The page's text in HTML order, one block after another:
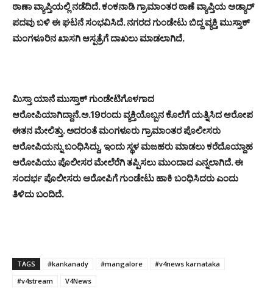
ಠಾಣಾ ವ್ಯಾಪ್ತಿಯಲ್ಲಿ ನಡೆದಿದೆ. ಕಂಕನಾಡಿ ಗ್ರಾಮಾಂತರ ಠಾಣೆ ವ್ಯಾಪ್ತಿಯ ಅಡ್ಯಾರ್
ಪದವು ಬಳಿ ಈ ಘಟನೆ ಸಂಭವಿಸಿದೆ. ನಗರದ ಗುಂಡೇಟು ಬಿದ್ದ ವ್ಯಕ್ತಿ ಮುಸ್ತಾಕ್
ಮಂಗಳೂರಿನ ಖಾಸಗಿ ಆಸ್ಪತ್ರೆಗೆ ದಾಖಲು ಮಾಡಲಾಗಿದೆ.
ಮಿಸ್ತಾ ಯಾನೆ ಮುಸ್ತಾಕ್ ಗುಂಡೇಟಿಗೊಳಗಾದ
ಆರೋಪಿಯಾಗಿದ್ದಾನೆ.ಅ.19ರಂದು ವ್ಯಕ್ತಿಯೊಬ್ಬನ ಕೊಲೆಗೆ ಯತ್ನಿಸಿದ ಆರೋಪ
ಈತನ ಮೇಲಿತ್ತು. ಅದರಂತೆ ಮಂಗಳೂರು ಗ್ರಾಮಾಂತರ ಪೊಲೀಸರು
ಆರೋಪಿಯನ್ನು ಬಂಧಿಸಿದ್ದು, ಇಂದು ಸ್ಥಳ ಮಜಹರು ಮಾಡಲು ಕರೆದೊಯ್ದಾಹ
ಆರೋಪಿಯು ಪೊಲೀಸರ ಮೇಲೆರೆಗಿ ತಪ್ಪಿಸಲು ಮುಂದಾದ ಎನ್ನಲಾಗಿದೆ. ಈ
ಸಂದರ್ಭ ಪೊಲೀಸರು ಆರೋಪಿಗೆ ಗುಂಡೇಟು ಹಾಕಿ ಬಂಧಿಸಿದರು ಎಂದು
ತಿಳಿದು ಬಂದಿದೆ.
TAGS #kankanady #mangalore
#v4news karnataka
#v4stream
V4News